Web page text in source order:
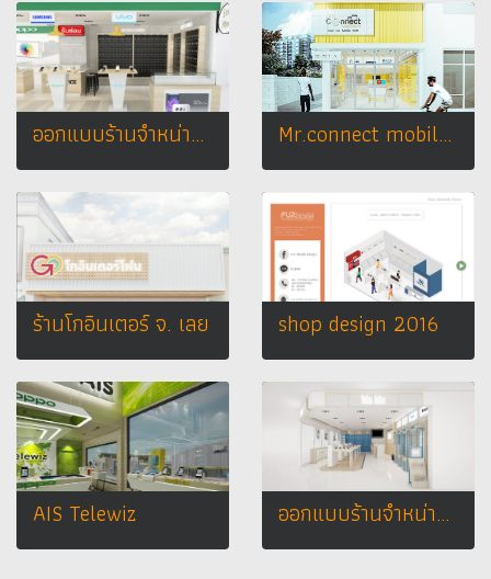
ออกแบบร้านจำหน่ายมือถือ ร้าน Easy Phone Mr.connect mobile shop
ร้านโกอินเตอร์ จ. เลย shop design 2016
AIS Telewiz ออกแบบร้านจำหน่ายมือถือ ร้านโฟนโฟน เทสโก้ดลตัส อ.เสนา จ.พระนครศรีอยุธยา